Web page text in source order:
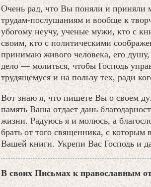
Очень рад, что Вы поняли и
трудам-послушаниям и вообще к
убогому неучу, ученые мужи, кто с
своим, кто с политическими
принимаю живого человека, его
дело — молиться, чтобы Господь
трудящемуся и на пользу тех, ради
Вот знаю я, что пишете Вы о своем
память Ваша отдает дань
жизни. Радуюсь я и молюсь, а
брать от того священника, с которым
Вашей книги. Укрепи Вас Господь и
В своих Письмах к православным